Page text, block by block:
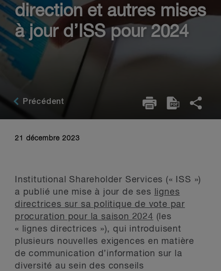
direction et autres mises
à jour d’ISS pour 2024
Précédent
21 décembre 2023
Institutional Shareholder Services (« ISS »)
a publié une mise à jour de ses
lignes
directrices sur sa politique de vote par
procuration pour la saison 2024 (les
« lignes directrices »), qui introduisent
plusieurs nouvelles exigences en matière
de communication d’information sur la
diversité au sein des conseils